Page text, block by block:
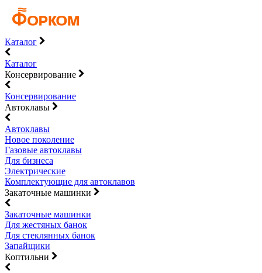
Каталог
Каталог
Консервирование
Консервирование
Автоклавы
Автоклавы
Новое поколение
Газовые автоклавы
Для бизнеса
Электрические
Комплектующие для автоклавов
Закаточные машинки
Закаточные машинки
Для жестяных банок
Для стеклянных банок
Запайщики
Коптильни